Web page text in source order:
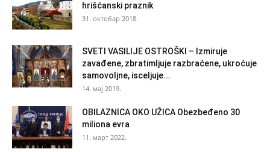
hrišćanski praznik
31. октобар 2018.
SVETI VASILIJE OSTROŠKI – Izmiruje
zavađene, zbratimljuje razbraćene, ukroćuje
samovoljne, isceljuje...
14. мај 2019.
OBILAZNICA OKO UŽICA Obezbeđeno 30
miliona evra
11. март 2022.